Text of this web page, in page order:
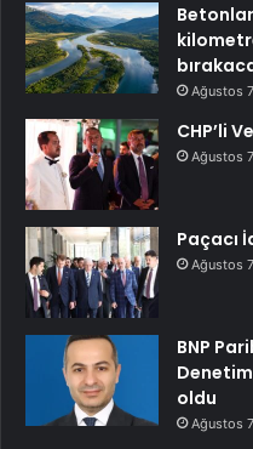
Ağustos
CHP’li
Ağustos
Paçacı
Ağustos
BNP
oldu
Ağustos